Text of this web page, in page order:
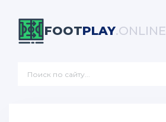
FOOTPLAY.ONLINE